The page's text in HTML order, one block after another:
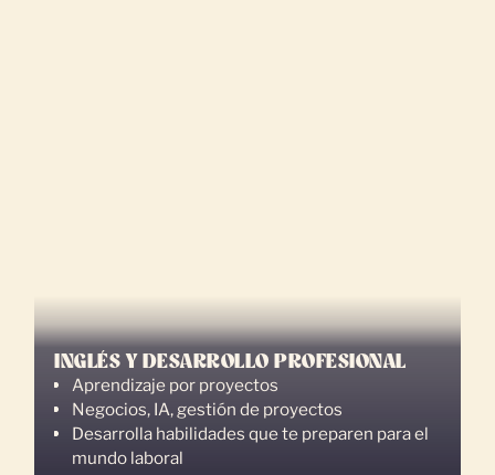
INGLÉS Y DESARROLLO PROFESIONAL
Aprendizaje por proyectos
Negocios, IA, gestión de proyectos
Desarrolla habilidades que te preparen para el
mundo laboral